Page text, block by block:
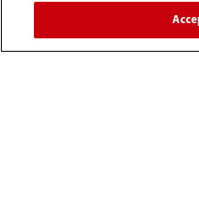
Cookie kennisgeving｜